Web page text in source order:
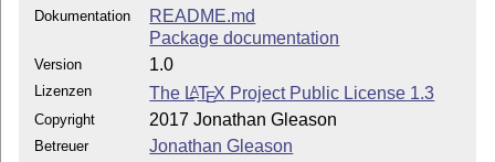
Dokumentation
README.md
Package documentation
Version 1.0
Lizenzen The LATEX Project Public License 1.3
Copyright 2017 Jonathan Gleason
Betreuer Jonathan Gleason